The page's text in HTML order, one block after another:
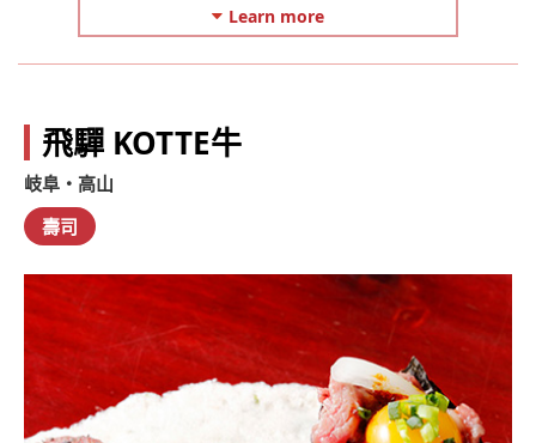
Learn more
飛驒 KOTTE牛
岐阜・高山
壽司